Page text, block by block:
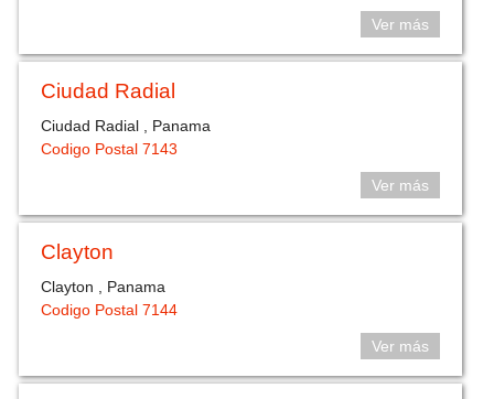
Ver más
Ciudad Radial
Ciudad Radial , Panama
Codigo Postal 7143
Ver más
Clayton
Clayton , Panama
Codigo Postal 7144
Ver más